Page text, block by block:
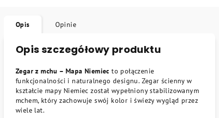
Opis Opinie
Opis szczegółowy produktu
Zegar z mchu – Mapa Niemiec to połączenie
funkcjonalności i naturalnego designu. Zegar ścienny w
kształcie mapy Niemiec został wypełniony stabilizowanym
mchem, który zachowuje swój kolor i świeży wygląd przez
wiele lat.